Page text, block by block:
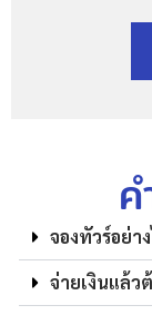
จองทัวร์อย่าง
จ่ายเงินแล้ว